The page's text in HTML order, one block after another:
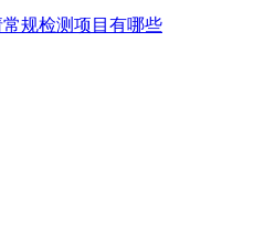
规检测项目有哪些